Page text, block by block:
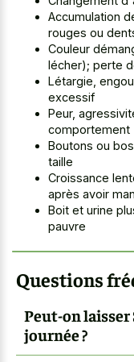
Accumulation
rouges ou
Couleur
lécher); perte
Létargie,
excessif
Peur,
comportement
Boutons ou
taille
Croissance
après avoir
Boit et urine
pauvre
Questions
Peut-on laisser
journée ?